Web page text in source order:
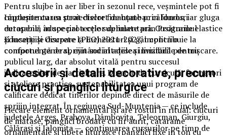
Pentru slujbe în aer liber în sezonul rece, veșmintele pot fi
căptușite cu un strat discret de bumbac călduros, iar gluga
detașabilă aduce protecție suplimentară. Cusăturile elastice
și inserțiile discrete la încheieturi și gât contribuie la
confortul general, evitând iritațiile și limitările de mișcare.
Accesorii și detalii decorative, precum
ciucuri și panglici liturgice
Fiecare element ornamental își are rostul în ritual: ciucuri
de mătase, panglici brodate cu fir aurit, catarame
ornamentale și țipete liturgice (panglici fixe în ton cu
Implementarea proiectelor finanțate prin fonduri
europene, în special a celor derulate prin Programul
Educație și Ocupare (PEO) 2021-2027, implică o
componentă de sprijin social adesea invizibilă pentru
publicul larg, dar absolut vitală pentru succesul
indicatorilor de participare. Dincolo de curriculă, formatori
și ateliere practice, sustenabilitatea unui program de
calificare dedicat tinerilor depinde direct de măsurile de
sprijin integrat. În regiunea Sud-Muntenia — ce include
județele Argeș, Prahova, Dâmbovița, Teleorman, Giurgiu,
Călărași și Ialomița —, continuarea cursurilor pe timp de